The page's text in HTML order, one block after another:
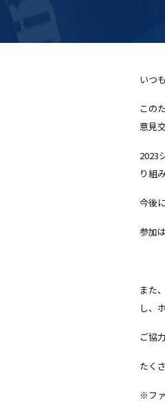
いつ
この
意見
2023
り組
今後
参加
また
し、
ご協
たく
※フ